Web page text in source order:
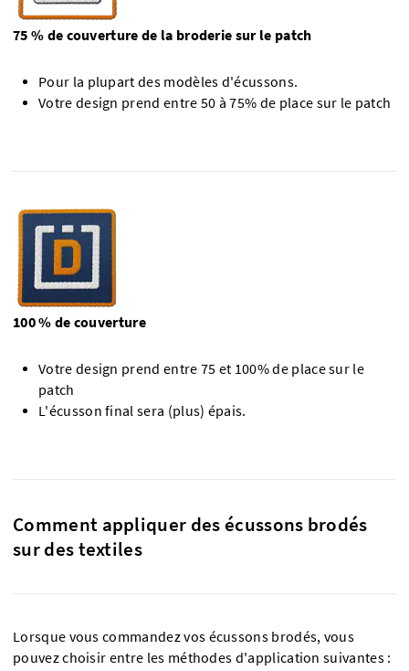
75 % de couverture de la broderie sur le patch
Pour la plupart des modèles d'écussons.
Votre design prend entre 50 à 75% de place sur le patch
100 % de couverture
Votre design prend entre 75 et 100% de place sur le
patch
L'écusson final sera (plus) épais.
Comment appliquer des écussons brodés
sur des textiles
Lorsque vous commandez vos écussons brodés, vous
pouvez choisir entre les méthodes d'application suivantes :